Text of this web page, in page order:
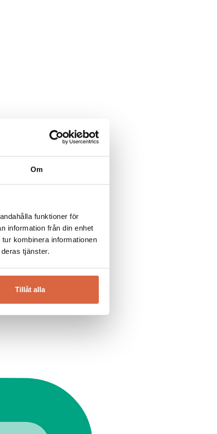
Om
funktioner för
information från din enhet
kombinera informationen
tjänster.
Tillåt alla